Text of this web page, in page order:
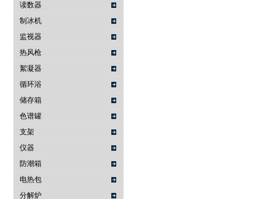
读数器
制冰机
监视器
热风枪
絮凝器
循环浴
储存箱
色谱罐
支架
仪器
防潮箱
电热包
分解炉